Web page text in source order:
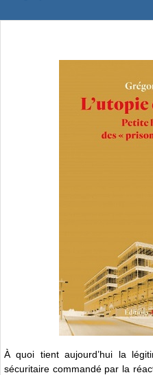
À quoi tient aujourd’hui la
sécuritaire commandé par la